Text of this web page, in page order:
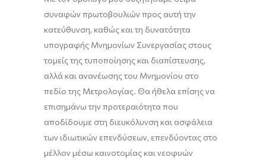
συναφών πρωτοβουλιών προς αυτή την
κατεύθυνση, καθώς και τη δυνατότητα
υπογραφής Μνημονίων Συνεργασίας στους
τομείς της τυποποίησης και διαπίστευσης,
αλλά και ανανέωσης του Μνημονίου στο
πεδίο της Μετρολογίας. Θα ήθελα επίσης να
επισημάνω την προτεραιότητα που
αποδίδουμε στη διευκόλυνση και ασφάλεια
των ιδιωτικών επενδύσεων, επενδύοντας στο
μέλλον μέσω καινοτομίας και νεοφυών